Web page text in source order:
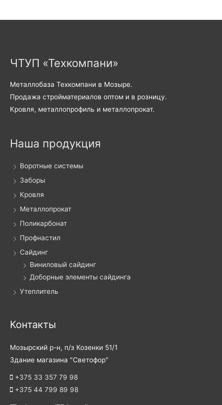
ЧТУП «Техкомпани»
Металлобаза Техкомпани в Мозыре.
Продажа стройматериалов оптом и в розницу.
Кровля, металлопрофиль и металлопрокат.
Наша продукция
Воротные системы
Заборы
Кровля
Металлопрокат
Поликарбонат
Профнастил
Сайдинг
Виниловый сайдинг
Доборные элементы сайдинга
Утеплитель
Контакты
Мозырский р-н, п/з Козенки 51/1
Здание магазина "Светофор"
+375 33 357 79 98
+375 44 799 89 98